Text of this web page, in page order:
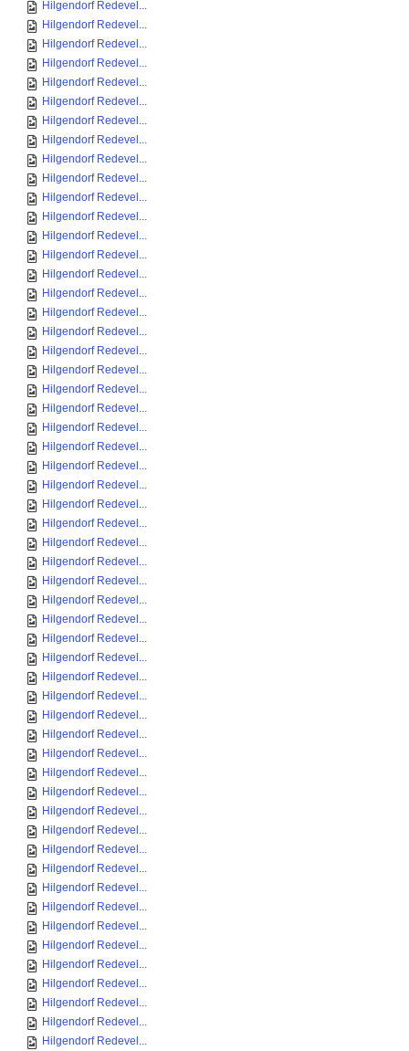
Hilgendorf Redevel...
Hilgendorf Redevel...
Hilgendorf Redevel...
Hilgendorf Redevel...
Hilgendorf Redevel...
Hilgendorf Redevel...
Hilgendorf Redevel...
Hilgendorf Redevel...
Hilgendorf Redevel...
Hilgendorf Redevel...
Hilgendorf Redevel...
Hilgendorf Redevel...
Hilgendorf Redevel...
Hilgendorf Redevel...
Hilgendorf Redevel...
Hilgendorf Redevel...
Hilgendorf Redevel...
Hilgendorf Redevel...
Hilgendorf Redevel...
Hilgendorf Redevel...
Hilgendorf Redevel...
Hilgendorf Redevel...
Hilgendorf Redevel...
Hilgendorf Redevel...
Hilgendorf Redevel...
Hilgendorf Redevel...
Hilgendorf Redevel...
Hilgendorf Redevel...
Hilgendorf Redevel...
Hilgendorf Redevel...
Hilgendorf Redevel...
Hilgendorf Redevel...
Hilgendorf Redevel...
Hilgendorf Redevel...
Hilgendorf Redevel...
Hilgendorf Redevel...
Hilgendorf Redevel...
Hilgendorf Redevel...
Hilgendorf Redevel...
Hilgendorf Redevel...
Hilgendorf Redevel...
Hilgendorf Redevel...
Hilgendorf Redevel...
Hilgendorf Redevel...
Hilgendorf Redevel...
Hilgendorf Redevel...
Hilgendorf Redevel...
Hilgendorf Redevel...
Hilgendorf Redevel...
Hilgendorf Redevel...
Hilgendorf Redevel...
Hilgendorf Redevel...
Hilgendorf Redevel...
Hilgendorf Redevel...
Hilgendorf Redevel...